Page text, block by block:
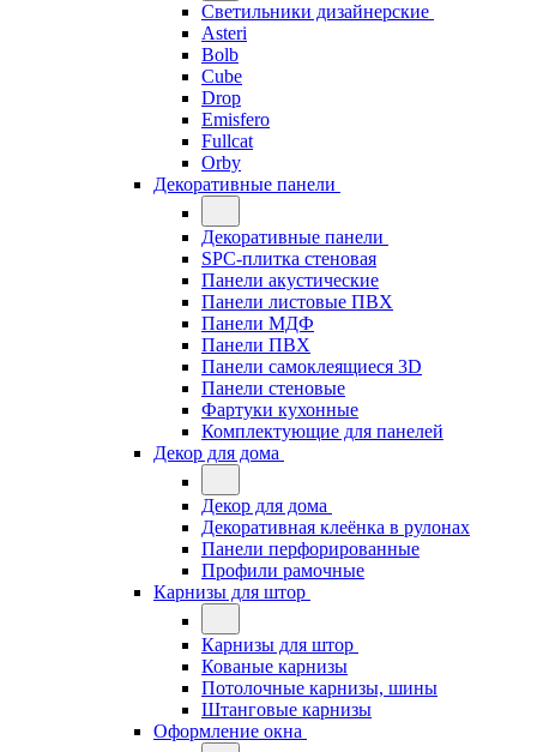
Светильники дизайнерские
Asteri
Bolb
Cube
Drop
Emisfero
Fullcat
Orby
Декоративные панели
Декоративные панели
SPC-плитка стеновая
Панели акустические
Панели листовые ПВХ
Панели МДФ
Панели ПВХ
Панели самоклеящиеся 3D
Панели стеновые
Фартуки кухонные
Комплектующие для панелей
Декор для дома
Декор для дома
Декоративная клеёнка в рулонах
Панели перфорированные
Профили рамочные
Карнизы для штор
Карнизы для штор
Кованые карнизы
Потолочные карнизы, шины
Штанговые карнизы
Оформление окна